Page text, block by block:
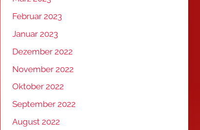
Februar 2023
Januar 2023
Dezember 2022
November 2022
Oktober 2022
September 2022
August 2022